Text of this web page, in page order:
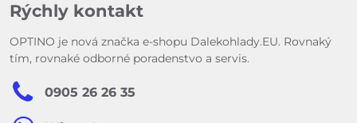
Rýchly kontakt
OPTINO je nová značka e-shopu Dalekohlady.EU. Rovnaký
tím, rovnaké odborné poradenstvo a servis.
0905 26 26 35